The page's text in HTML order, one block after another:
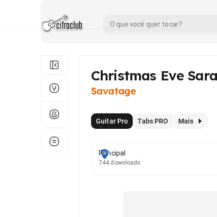
Christmas Eve
Savatage
Guitar Pro Tabs PRO Mais
Principal
744 downloads